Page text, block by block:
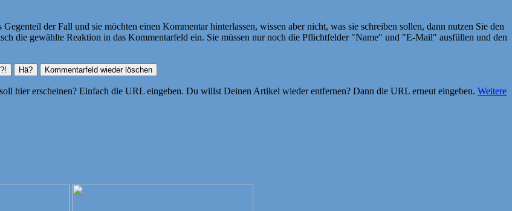
der Fall und sie möchten einen Kommentar hinterlassen, wissen aber nicht, was sie schreiben sollen, dann nutzen Sie den
die gewählte Reaktion in das Kommentarfeld ein. Sie müssen nur noch die Pflichtfelder "Name" und "E-Mail" ausfüllen und den
hier erscheinen? Einfach die URL eingeben. Du willst Deinen Artikel wieder entfernen? Dann die URL erneut eingeben. Weitere